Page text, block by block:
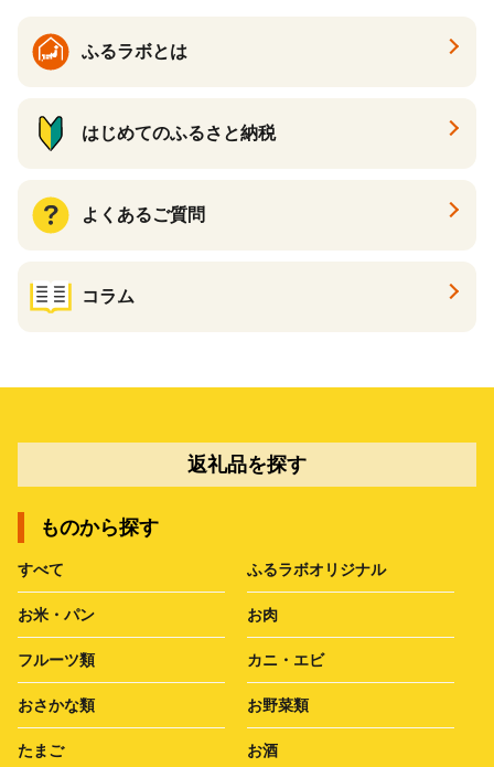
ふるラボとは
はじめてのふるさと納税
よくあるご質問
コラム
返礼品を探す
ものから探す
すべて ふるラボオリジナル
お米・パン お肉
フルーツ類 カニ・エビ
おさかな類 お野菜類
たまご お酒